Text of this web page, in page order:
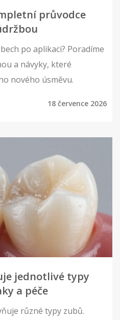
průvodce
po aplikaci? Poradíme
a návyky, které
nového úsměvu.
18 července 2026
jednotlivé typy
a péče
různé typy zubů.